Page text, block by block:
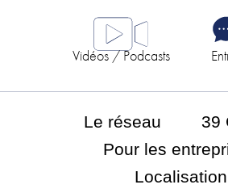
Vidéos / Podcasts
Le réseau
39
Pour les
Localisation